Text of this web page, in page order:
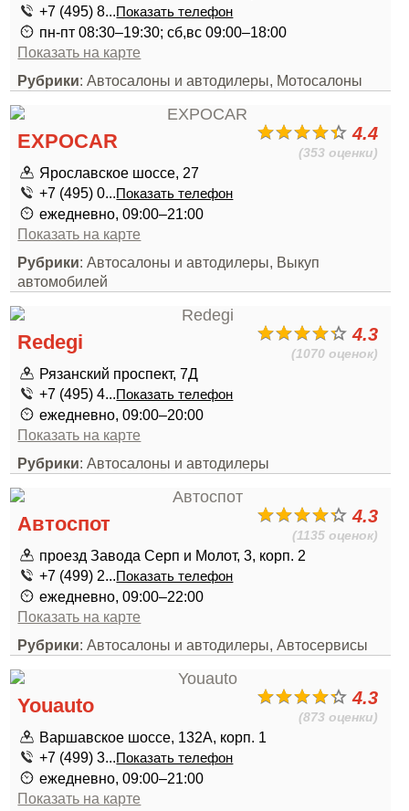
+7 (495) 8...Показать телефон
пн-пт 08:30–19:30; сб,вс 09:00–18:00
Показать на карте
Рубрики: Автосалоны и автодилеры, Мотосалоны
4.4
(353 оценки)
EXPOCAR
Ярославское шоссе, 27
+7 (495) 0...Показать телефон
ежедневно, 09:00–21:00
Показать на карте
Рубрики: Автосалоны и автодилеры, Выкуп
автомобилей
4.3
(1070 оценок)
Redegi
Рязанский проспект, 7Д
+7 (495) 4...Показать телефон
ежедневно, 09:00–20:00
Показать на карте
Рубрики: Автосалоны и автодилеры
4.3
(1135 оценок)
Автоспот
проезд Завода Серп и Молот, 3, корп. 2
+7 (499) 2...Показать телефон
ежедневно, 09:00–22:00
Показать на карте
Рубрики: Автосалоны и автодилеры, Автосервисы
4.3
(873 оценки)
Youauto
Варшавское шоссе, 132А, корп. 1
+7 (499) 3...Показать телефон
ежедневно, 09:00–21:00
Показать на карте